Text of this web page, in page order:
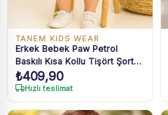
TANEM KIDS WEAR
Erkek Bebek Paw Petrol
Baskılı Kısa Kollu Tişört Şort
Takım
₺409,90
Hızlı teslimat